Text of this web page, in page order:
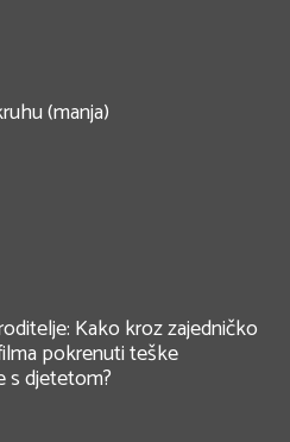
(manja)
Kako kroz zajedničko
pokrenuti teške
s djetetom?